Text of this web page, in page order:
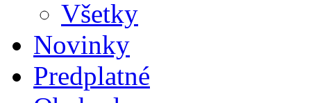
Všetky
Novinky
Predplatné